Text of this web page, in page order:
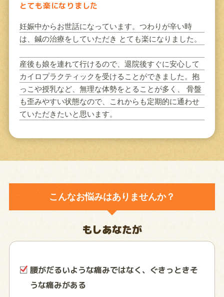
とても楽になりました
妊娠中からお世話になっています。つわりが辛い時
は、鍼の治療をしていただき とても楽になりました。
産後も娘を連れて行けるので、退院後すぐに安心して
カイロプラクティックを受けることができました。抱
っこや授乳など、無理な体勢をとることが多く、 骨盤
も歪みやすい状態なので、これからも定期的に通わせ
ていただきたいと思います。
こんなお悩みはありませんか？
もしあなたが
腰がだるいような痛みではなく、ぐきっときそ
うな痛みがある